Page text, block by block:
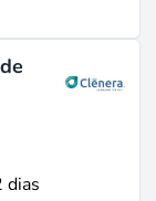
dias